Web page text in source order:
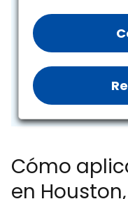
Cómo
en Houston,